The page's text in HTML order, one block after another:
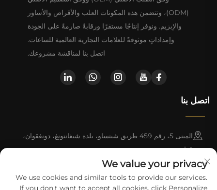
(ODM)، وتتضمن هذه المكونات العلب والأقراص والأساور
والإبزيم. ونوفر إنتاجًا مستقرًا ورقابةً صارمةً على الجودة
وإمداداتٍ موثوقةً للعلامات التجارية العالمية للساعات.
اتصل بنا لمناقشة مشروعك.
اتصل بنا
المبنى 5، رقم 459 طريق شيتساو، بلدة شيغانتونغ، دونغقوان،
قوانغدونغ
+852-8402 6198
We value your privacy
We use cookies and similar tools to provide our services.
If you don't want to accept all cookies, click Personalize